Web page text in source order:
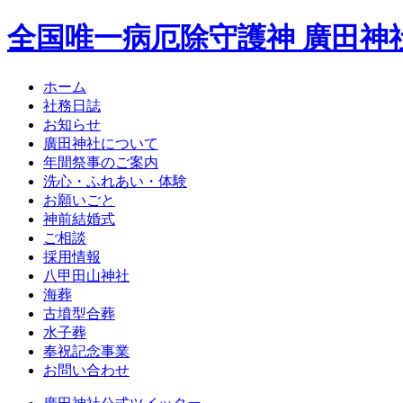
全国唯一病厄除守護神 廣田神
ホーム
社務日誌
お知らせ
廣田神社について
年間祭事のご案内
洗心・ふれあい・体験
お願いごと
神前結婚式
ご相談
採用情報
八甲田山神社
海葬
古墳型合葬
水子葬
奉祝記念事業
お問い合わせ